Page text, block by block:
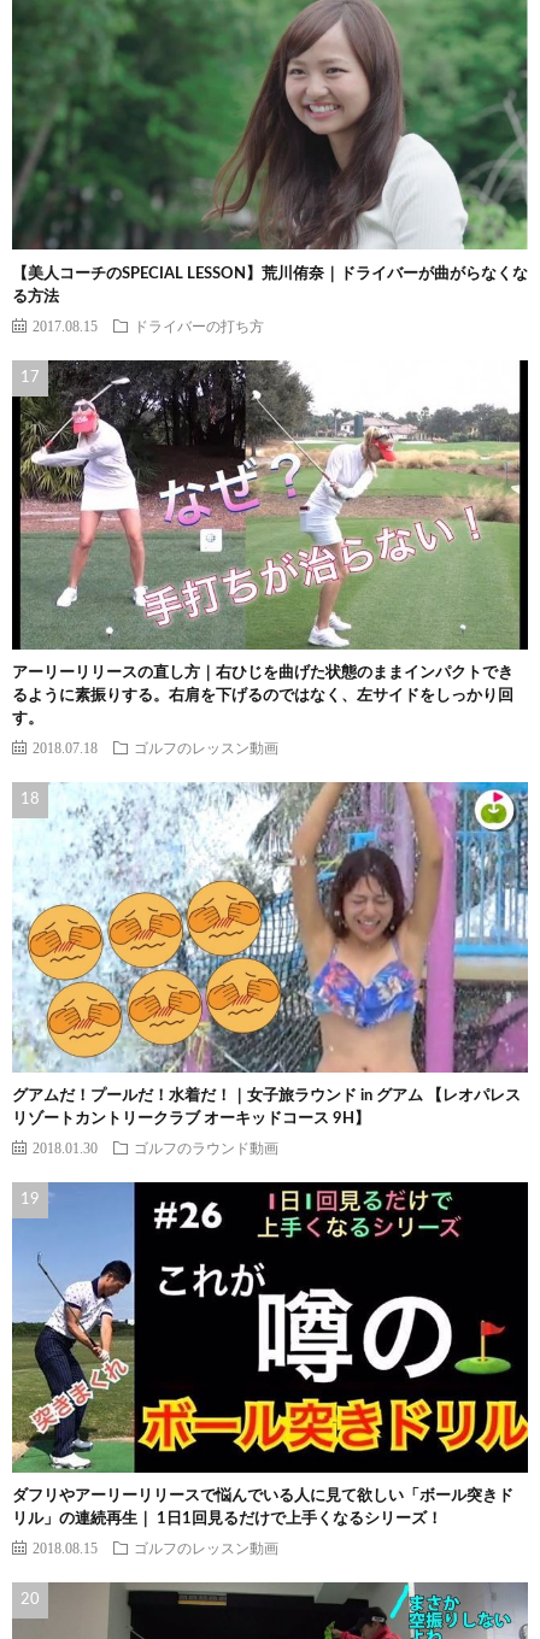
【美人コーチのSPECIAL LESSON】荒川侑奈｜ドライバーが曲がらなくな
る方法
2017.08.15 ドライバーの打ち方
アーリーリリースの直し方｜右ひじを曲げた状態のままインパクトでき
るように素振りする。右肩を下げるのではなく、左サイドをしっかり回
す。
2018.07.18 ゴルフのレッスン動画
グアムだ！プールだ！水着だ！｜女子旅ラウンド in グアム 【レオパレス
リゾートカントリークラブ オーキッドコース 9H】
2018.01.30 ゴルフのラウンド動画
ダフリやアーリーリリースで悩んでいる人に見て欲しい「ボール突きド
リル」の連続再生｜ 1日1回見るだけで上手くなるシリーズ！
2018.08.15 ゴルフのレッスン動画